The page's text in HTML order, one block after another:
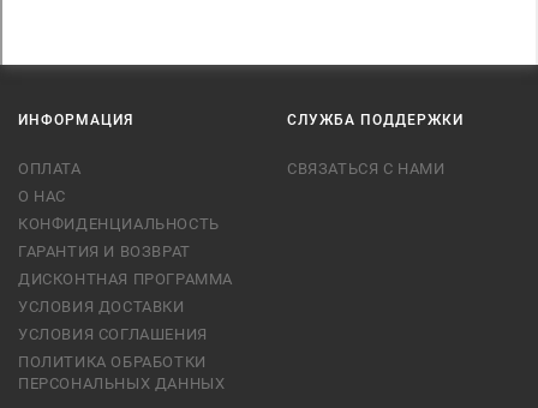
ИНФОРМАЦИЯ
ОПЛАТА
О НАС
КОНФИДЕНЦИАЛЬНОСТЬ
ГАРАНТИЯ И ВОЗВРАТ
ДИСКОНТНАЯ ПРОГРАММА
УСЛОВИЯ ДОСТАВКИ
УСЛОВИЯ СОГЛАШЕНИЯ
ПОЛИТИКА ОБРАБОТКИ
ПЕРСОНАЛЬНЫХ ДАННЫХ
СЛУЖБА ПОДДЕРЖКИ
СВЯЗАТЬСЯ С НАМИ